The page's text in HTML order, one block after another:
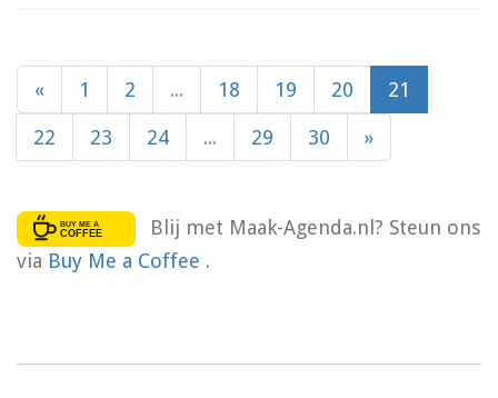
« 1 2 ... 18 19 20 21
22 23 24 ... 29 30 »
Blij met Maak-Agenda.nl? Steun ons
via Buy Me a Coffee .